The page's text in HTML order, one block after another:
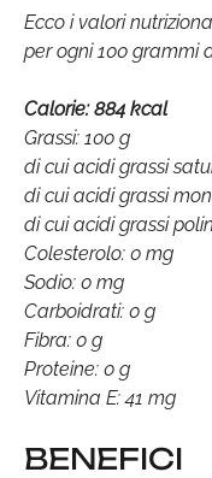
Ecco i valori
per ogni 100 grammi
Calorie: 884 kcal
Grassi: 100 g
di cui acidi grassi
di cui acidi grassi
di cui acidi grassi
Colesterolo: 0 mg
Sodio: 0 mg
Carboidrati: 0 g
Fibra: 0 g
Proteine: 0 g
Vitamina E: 41 mg
BENEFICI